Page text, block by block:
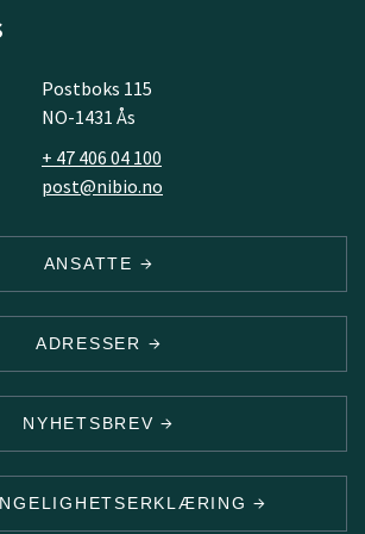
vi kan forvente i
for optimale dyrkningsstrategier
Postboks 115
NO-1431 Ås
+ 47 406 04 100
post@nibio.no
ANSATTE
ADRESSER
NYHETSBREV